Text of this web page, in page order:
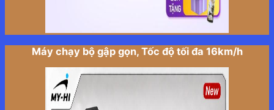
Máy chạy bộ gập gọn, Tốc độ tối đa 16km/h